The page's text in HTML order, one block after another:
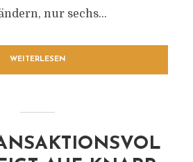
nur sechs...
WEITERLESEN